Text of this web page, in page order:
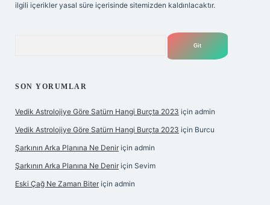
ilgili içerikler yasal süre içerisinde sitemizden kaldırılacaktır.
SON YORUMLAR
Vedik Astrolojiye Göre Satürn Hangi Burçta 2023 için admin
Vedik Astrolojiye Göre Satürn Hangi Burçta 2023 için Burcu
Şarkının Arka Planına Ne Denir için admin
Şarkının Arka Planına Ne Denir için Sevim
Eski Çağ Ne Zaman Biter için admin